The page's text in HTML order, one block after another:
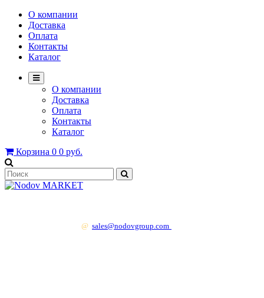
О компании
Доставка
Оплата
Контакты
Каталог
О компании
Доставка
Оплата
Контакты
Каталог
Корзина 0 0 руб.
@ sales@nodovgroup.com